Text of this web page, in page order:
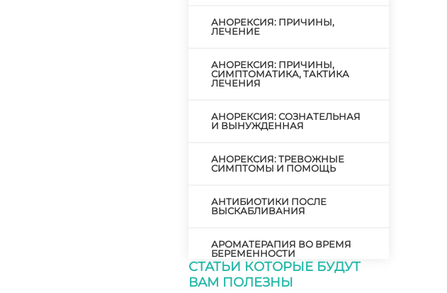
АНОРЕКСИЯ: ПРИЧИНЫ,
ЛЕЧЕНИЕ
АНОРЕКСИЯ: ПРИЧИНЫ,
СИМПТОМАТИКА, ТАКТИКА
ЛЕЧЕНИЯ
АНОРЕКСИЯ: СОЗНАТЕЛЬНАЯ
И ВЫНУЖДЕННАЯ
АНОРЕКСИЯ: ТРЕВОЖНЫЕ
СИМПТОМЫ И ПОМОЩЬ
АНТИБИОТИКИ ПОСЛЕ
ВЫСКАБЛИВАНИЯ
АРОМАТЕРАПИЯ ВО ВРЕМЯ
БЕРЕМЕННОСТИ
БАКТЕРИАЛЬНЫЙ ВАГИНОЗ
СТАТЬИ КОТОРЫЕ БУДУТ
ВАМ ПОЛЕЗНЫ